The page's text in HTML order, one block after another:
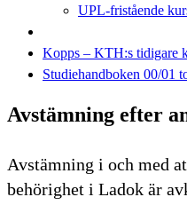
UPL-fristående
Kopps – KTH:s tidigare
Studiehandboken 00/01
Avstämning efter
Avstämning i och med
behörighet i Ladok är